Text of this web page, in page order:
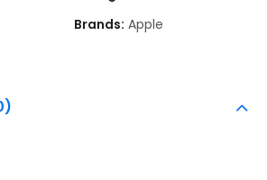
Brands: Apple